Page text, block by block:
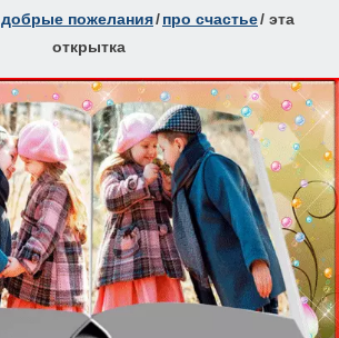
добрые пожелания/про счастье/ эта
открытка